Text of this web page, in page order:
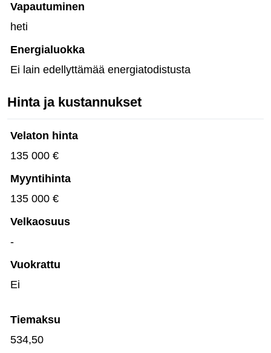
Vapautuminen
heti
Energialuokka
Ei lain edellyttämää energiatodistusta
Hinta ja kustannukset
Velaton hinta
135 000 €
Myyntihinta
135 000 €
Velkaosuus
-
Vuokrattu
Ei
Tiemaksu
534,50